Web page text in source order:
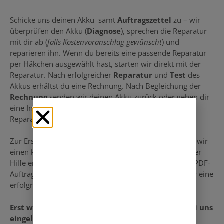
Schicke uns deinen Akku samt Auftragszettel zu – wir
überprüfen den Akku (Diagnose), sprechen die Reparatur
mit dir ab (falls Kostenvoranschlag gewünscht) und
reparieren ihn. Wenn du bereits eine passende Reparatur
per Häkchen ausgewählt hast, starten wir direkt mit der
Reparatur. Nach erfolgreicher Reparatur und Test des
Akkus erhältst du eine Rechnung. Nach Begleichung der
Rechnungsenden wir deinen Akku zurück oder geben dir
eine Information zur Abholung. Viele Preise für unsere
Reparaturen findest du auf dieser Seite.
Zur Erstellung des notwendigen Auftragszettels haben wir
einen kleinen Helfer namens „Lio“ entwickelt. Mit seiner
Hilfe erstellst du kinderleicht deinen unverbindlichen PDF-
Auftragszettel, der alle notwendigen Informationen für eine
erfolgreiche Reparatur enthält.
Erst wenn der Akku per Paket oder persönlich bei uns
eingeliefert wurde, wird ein verbindlicher